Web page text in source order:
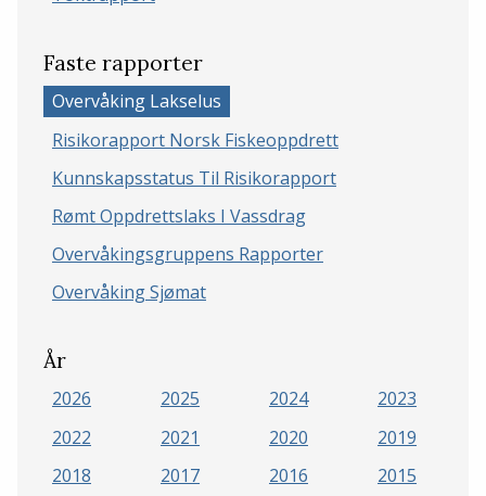
Faste rapporter
Overvåking Lakselus
Risikorapport Norsk Fiskeoppdrett
Kunnskapsstatus Til Risikorapport
Rømt Oppdrettslaks I Vassdrag
Overvåkingsgruppens Rapporter
Overvåking Sjømat
År
2026 2025 2024
2023
2022
2021 2020
2019
2018
2017 2016
2015